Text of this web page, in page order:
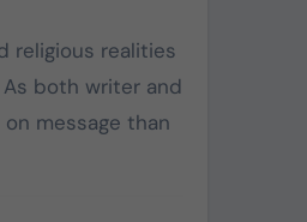
religious realities
both writer and
message than